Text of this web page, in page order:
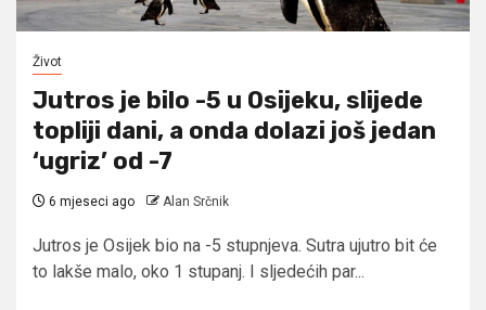
Život
Jutros je bilo -5 u Osijeku, slijede
topliji dani, a onda dolazi još jedan
‘ugriz’ od -7
6 mjeseci ago Alan Srčnik
Jutros je Osijek bio na -5 stupnjeva. Sutra ujutro bit će
to lakše malo, oko 1 stupanj. I sljedećih par...